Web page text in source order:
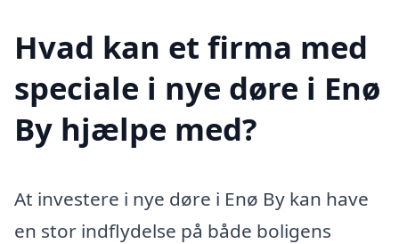
Hvad kan et firma med
speciale i nye døre i Enø
By hjælpe med?
At investere i nye døre i Enø By kan have
en stor indflydelse på både boligens